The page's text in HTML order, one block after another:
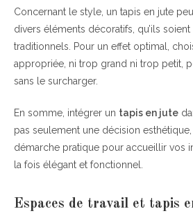
Concernant le style, un tapis en jute
divers éléments décoratifs, qu’ils
traditionnels. Pour un effet optimal,
appropriée, ni trop grand ni trop petit,
sans le surcharger.
En somme, intégrer un tapis en jute
pas seulement une décision
démarche pratique pour accueillir vos
la fois élégant et fonctionnel.
Espaces de travail et tapis